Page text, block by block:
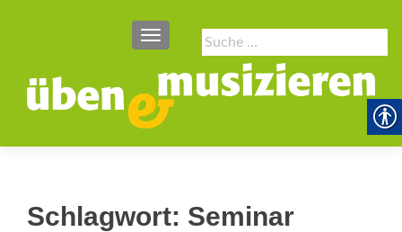
Suche
nach:
SCHALTE NAVIGATION
Schlagwort: Seminar